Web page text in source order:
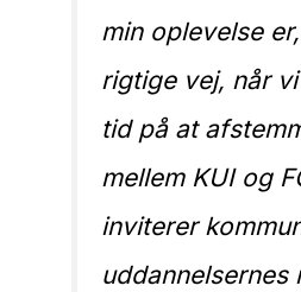
min oplevelse
rigtige vej, når
tid på at
mellem KUI og
inviterer
uddannelsernes